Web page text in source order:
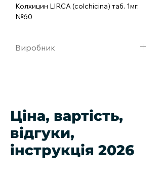
Колхицин LIRCA (colchicina) таб. 1мг.
№60
Виробник
Ціна, вартість,
відгуки,
інструкція 2026